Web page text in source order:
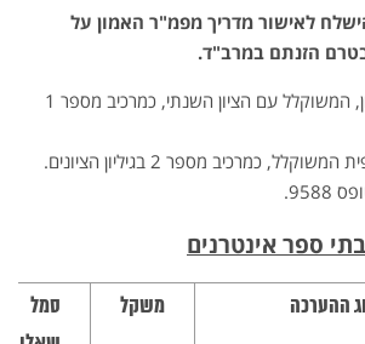
לאישור מדריך מפמ"ר האמון על
הזנתם במרב"ד.
יש לדווח את ציון המבחן, המשוקלל עם הציון השנתי, כמרכיב מספר 1
כמרכיב מספר 2 בגיליון הציונים.
ספר אינטרנים
ההערכה משקל
סמל